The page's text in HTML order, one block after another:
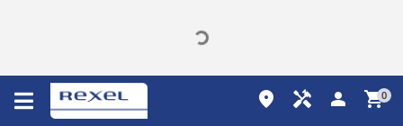
place handyman person shopping_cart0